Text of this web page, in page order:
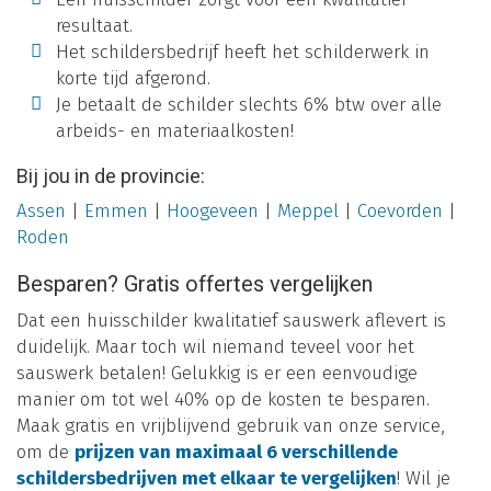
resultaat.
Het schildersbedrijf heeft het schilderwerk in
korte tijd afgerond.
Je betaalt de schilder slechts 6% btw over alle
arbeids- en materiaalkosten!
Bij jou in de provincie:
Assen Emmen Hoogeveen Meppel Coevorden
Roden
Besparen? Gratis offertes vergelijken
Dat een huisschilder kwalitatief sauswerk aflevert is
duidelijk. Maar toch wil niemand teveel voor het
sauswerk betalen! Gelukkig is er een eenvoudige
manier om tot wel 40% op de kosten te besparen.
Maak gratis en vrijblijvend gebruik van onze service,
om de prijzen van maximaal 6 verschillende
schildersbedrijven met elkaar te vergelijken! Wil je